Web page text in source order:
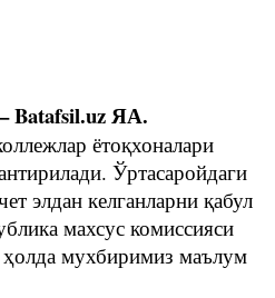
Batafsil.uz ЯА.
ётоқхоналари
Ўртасаройдаги
элдан келганларни қабул
махсус комиссияси
ҳолда мухбиримиз маълум